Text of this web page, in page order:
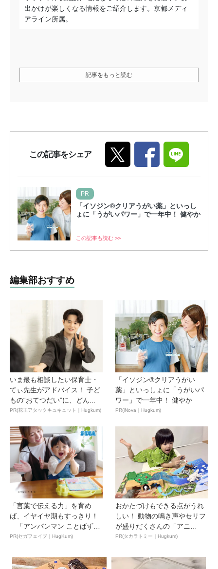
出かけが楽しくなる情報をご紹介します。京都メディ
アライン所属。
記事をもっと読む
この記事をシェア
PR
「イソジン®クリアうがい薬」といっし
ょに「うがいパワー」で一年中！ 健やか
この記事も読む >>
編集部おすすめ
いま最も相談したい保育士・
てぃ先生がアドバイス！ 子ど
もの“おてつだい”に、どん...
PR(花王アタックキュキュット｜Hugkum)
「イソジン®クリアうがい
薬」といっしょに「うがいパ
ワー」で一年中！ 健やか
PR(iNova｜Hugkum)
「言葉で伝える力」を育め
ば、イヤイヤ期もすっきり！
「アンパンマン ことばずか
ん...
PR(セガフェイブ｜HugKum)
おかたづけもできる点がうれ
しい！ 動物の鳴き声やセリフ
が盛りだくさんの「アニ
ア ...
PR(タカラトミー｜Hugkum)